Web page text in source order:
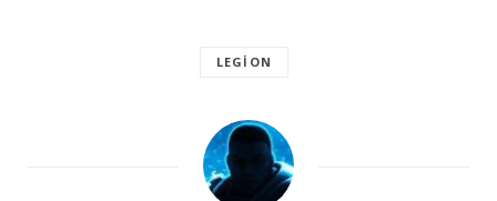
LEGION